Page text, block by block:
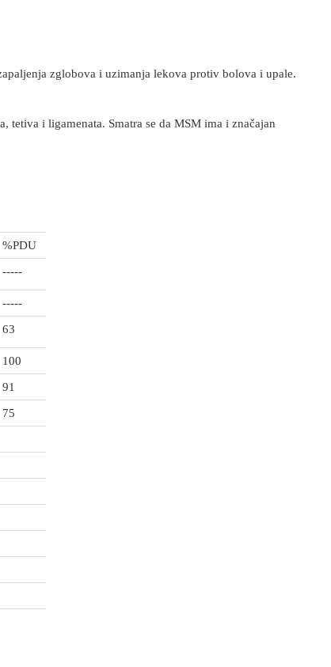
zglobova i uzimanja lekova protiv bolova i upale.
i ligamenata. Smatra se da MSM ima i značajan
%PDU
-----
-----
63
100
91
75